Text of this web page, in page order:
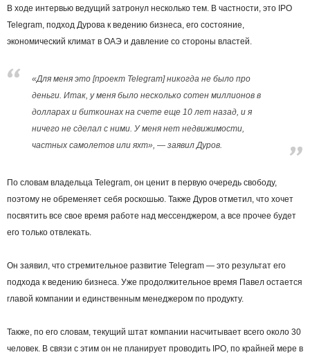
В ходе интервью ведущий затронул несколько тем. В частности, это IPO
Telegram, подход Дурова к ведению бизнеса, его состояние,
экономический климат в ОАЭ и давление со стороны властей.
«Для меня это [проект Telegram] никогда не было про
деньги. Итак, у меня было несколько сотен миллионов в
долларах и биткоинах на счете еще 10 лет назад, и я
ничего не сделал с ними. У меня нет недвижимости,
частных самолетов или яхт», — заявил Дуров.
По словам владельца Telegram, он ценит в первую очередь свободу,
поэтому не обременяет себя роскошью. Также Дуров отметил, что хочет
посвятить все свое время работе над мессенджером, а все прочее будет
его только отвлекать.
Он заявил, что стремительное развитие Telegram — это результат его
подхода к ведению бизнеса. Уже продолжительное время Павел остается
главой компании и единственным менеджером по продукту.
Также, по его словам, текущий штат компании насчитывает всего около 30
человек. В связи с этим он не планирует проводить IPO, по крайней мере в